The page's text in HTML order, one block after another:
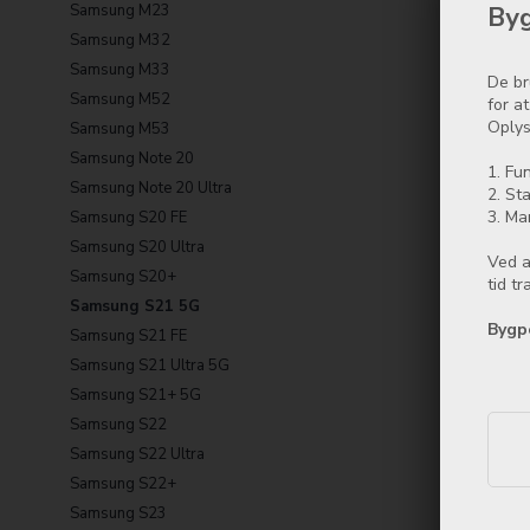
De
for
1.
2.
3.
Ved
tid
Samsung M23
Samsung M32
Samsung M33
Samsung M52
Samsung M53
Samsung Note 20
Samsung Note 20 Ultra
Samsung S20 FE
Samsung S20 Ultra
Samsung S20+
Samsung S21 5G
Samsung S21 FE
Samsung S21 Ultra 5G
Samsung S21+ 5G
Samsung S22
Samsung S22 Ultra
Samsung S22+
Samsung S23